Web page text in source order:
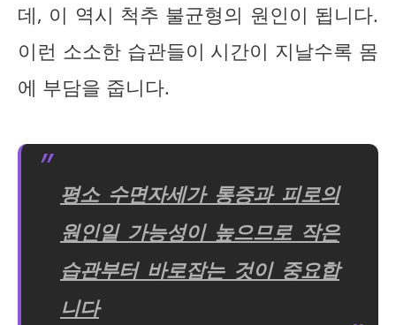
데, 이 역시 척추 불균형의 원인이 됩니다.
이런 소소한 습관들이 시간이 지날수록 몸
에 부담을 줍니다.
평소 수면자세가 통증과 피로의
원인일 가능성이 높으므로 작은
습관부터 바로잡는 것이 중요합
니다